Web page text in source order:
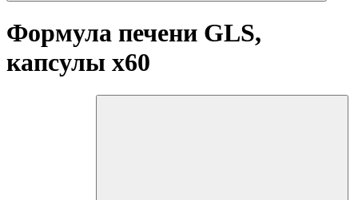
Формула печени GLS,
капсулы x60